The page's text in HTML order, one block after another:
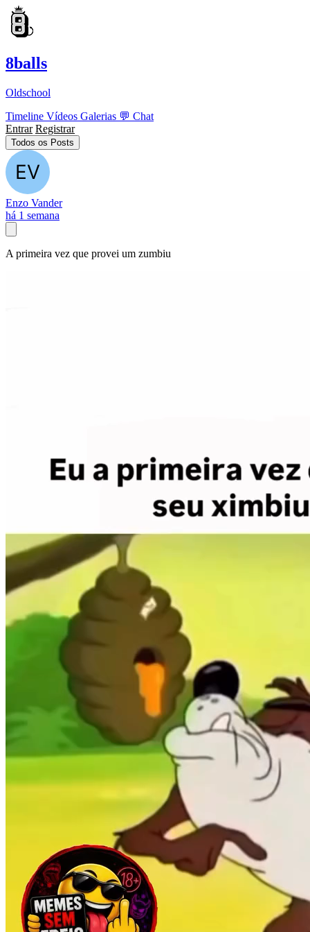
8balls
Oldschool
Timeline Vídeos Galerias 💬 Chat
Entrar Registrar
Todos os Posts
Enzo Vander
há 1 semana
A primeira vez que provei um zumbiu